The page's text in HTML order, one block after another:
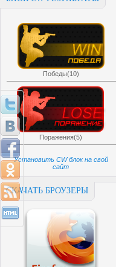
Победы(10)
Поражения(5)
Установить CW блок на свой
сайт
СКАЧАТЬ БРОУЗЕРЫ